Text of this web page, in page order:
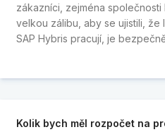
zákazníci, zejména společnosti
velkou zálibu, aby se ujistili, že
SAP Hybris pracují, je
Kolik bych měl rozpočet na